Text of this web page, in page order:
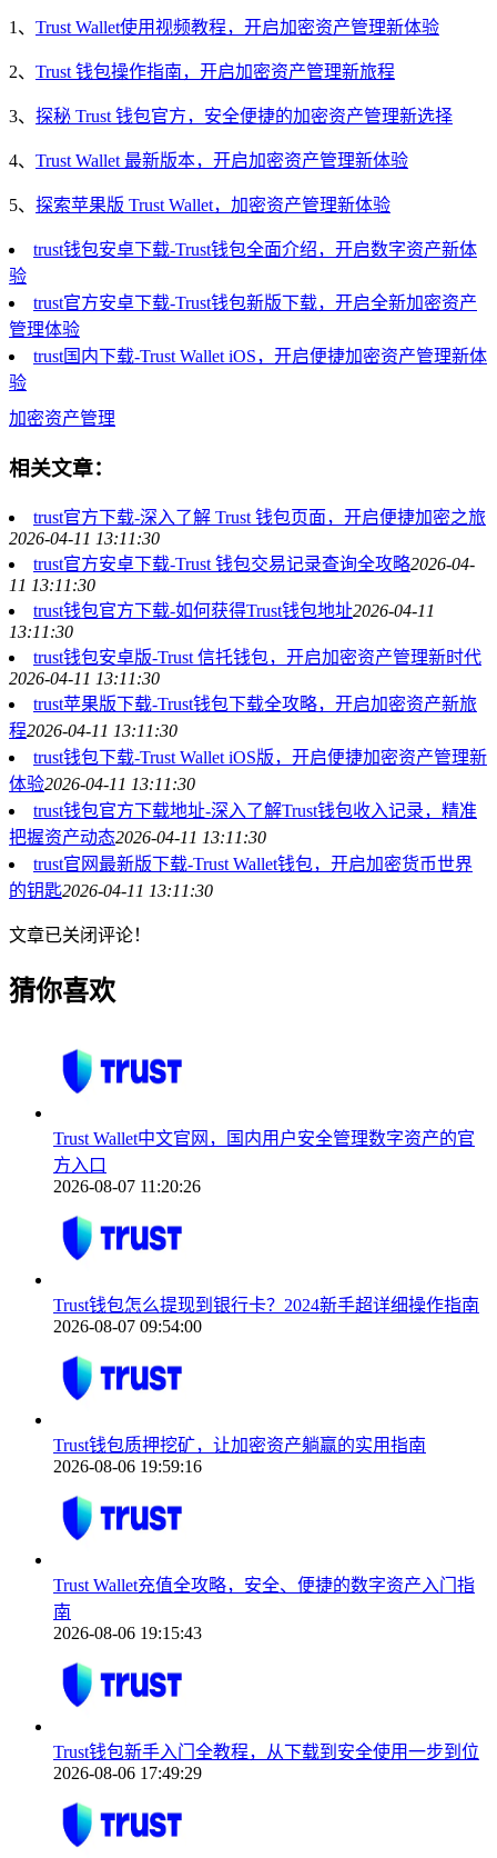
1、 Trust Wallet使用视频教程，开启加密资产管理新体验
2、 Trust 钱包操作指南，开启加密资产管理新旅程
3、 探秘 Trust 钱包官方，安全便捷的加密资产管理新选择
4、 Trust Wallet 最新版本，开启加密资产管理新体验
5、 探索苹果版 Trust Wallet，加密资产管理新体验
trust钱包安卓下载-Trust钱包全面介绍，开启数字资产新体
验
trust官方安卓下载-Trust钱包新版下载，开启全新加密资产
管理体验
trust国内下载-Trust Wallet iOS，开启便捷加密资产管理新体
验
加密资产管理
相关文章：
trust官方下载-深入了解 Trust 钱包页面，开启便捷加密之旅
2026-04-11 13:11:30
trust官方安卓下载-Trust 钱包交易记录查询全攻略2026-04-
11 13:11:30
trust钱包官方下载-如何获得Trust钱包地址2026-04-11
13:11:30
trust钱包安卓版-Trust 信托钱包，开启加密资产管理新时代
2026-04-11 13:11:30
trust苹果版下载-Trust钱包下载全攻略，开启加密资产新旅
程2026-04-11 13:11:30
trust钱包下载-Trust Wallet iOS版，开启便捷加密资产管理新
体验2026-04-11 13:11:30
trust钱包官方下载地址-深入了解Trust钱包收入记录，精准
把握资产动态2026-04-11 13:11:30
trust官网最新版下载-Trust Wallet钱包，开启加密货币世界
的钥匙2026-04-11 13:11:30
文章已关闭评论！
猜你喜欢
Trust Wallet中文官网，国内用户安全管理数字资产的官
方入口
2026-08-07 11:20:26
Trust钱包怎么提现到银行卡？2024新手超详细操作指南
2026-08-07 09:54:00
Trust钱包质押挖矿，让加密资产躺赢的实用指南
2026-08-06 19:59:16
Trust Wallet充值全攻略，安全、便捷的数字资产入门指
南
2026-08-06 19:15:43
Trust钱包新手入门全教程，从下载到安全使用一步到位
2026-08-06 17:49:29